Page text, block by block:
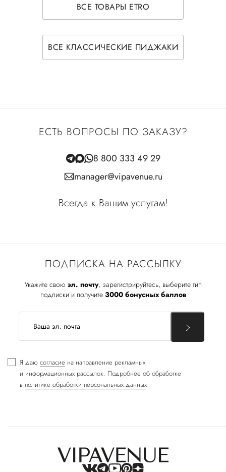
ВСЕ ТОВАРЫ ETRO
ВСЕ КЛАССИЧЕСКИЕ ПИДЖАКИ
ПОДПИСКА НА РАССЫЛКУ
Укажите свою эл. почту, зарегистрируйтесь, выберите тип
подписки и получите 3000 бонусных баллов
Я даю согласие на направление рекламных
и информационных рассылок. Подробнее об обработке
в политике обработки персональных данных
ЕСТЬ ВОПРОСЫ ПО ЗАКАЗУ?
8 800 333 49 29
manager@vipavenue.ru
Всегда к Вашим услугам!